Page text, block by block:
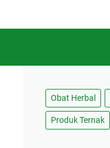
Obat Herbal
Produk Ternak